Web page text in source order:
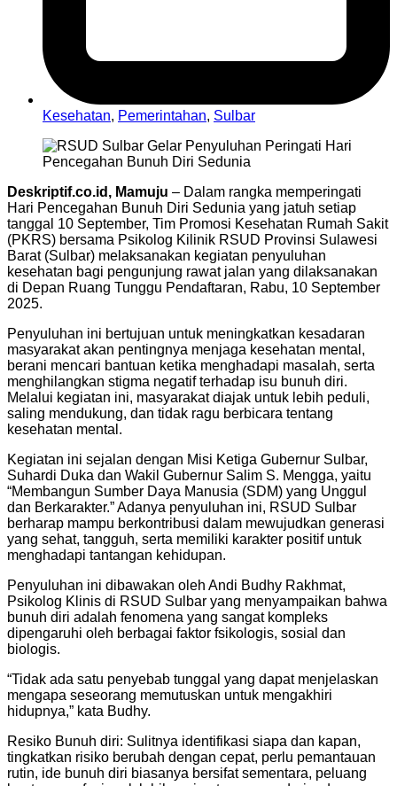
Kesehatan, Pemerintahan, Sulbar
Deskriptif.co.id, Mamuju – Dalam rangka memperingati
Hari Pencegahan Bunuh Diri Sedunia yang jatuh setiap
tanggal 10 September, Tim Promosi Kesehatan Rumah Sakit
(PKRS) bersama Psikolog Kilinik RSUD Provinsi Sulawesi
Barat (Sulbar) melaksanakan kegiatan penyuluhan
kesehatan bagi pengunjung rawat jalan yang dilaksanakan
di Depan Ruang Tunggu Pendaftaran, Rabu, 10 September
2025.
Penyuluhan ini bertujuan untuk meningkatkan kesadaran
masyarakat akan pentingnya menjaga kesehatan mental,
berani mencari bantuan ketika menghadapi masalah, serta
menghilangkan stigma negatif terhadap isu bunuh diri.
Melalui kegiatan ini, masyarakat diajak untuk lebih peduli,
saling mendukung, dan tidak ragu berbicara tentang
kesehatan mental.
Kegiatan ini sejalan dengan Misi Ketiga Gubernur Sulbar,
Suhardi Duka dan Wakil Gubernur Salim S. Mengga, yaitu
“Membangun Sumber Daya Manusia (SDM) yang Unggul
dan Berkarakter.” Adanya penyuluhan ini, RSUD Sulbar
berharap mampu berkontribusi dalam mewujudkan generasi
yang sehat, tangguh, serta memiliki karakter positif untuk
menghadapi tantangan kehidupan.
Penyuluhan ini dibawakan oleh Andi Budhy Rakhmat,
Psikolog Klinis di RSUD Sulbar yang menyampaikan bahwa
bunuh diri adalah fenomena yang sangat kompleks
dipengaruhi oleh berbagai faktor fsikologis, sosial dan
biologis.
“Tidak ada satu penyebab tunggal yang dapat menjelaskan
mengapa seseorang memutuskan untuk mengakhiri
hidupnya,” kata Budhy.
Resiko Bunuh diri: Sulitnya identifikasi siapa dan kapan,
tingkatkan risiko berubah dengan cepat, perlu pemantauan
rutin, ide bunuh diri biasanya bersifat sementara, peluang